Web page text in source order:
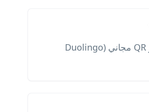
نعم! رمز QR مجاني (Duolingo